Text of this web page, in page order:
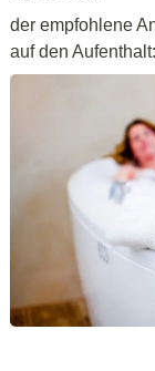
der empfohlene
auf den Aufenthalt: